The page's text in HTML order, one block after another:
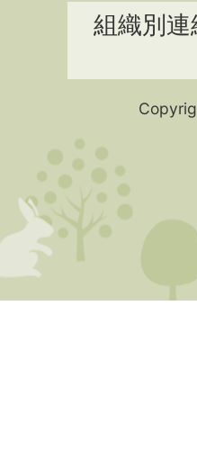
組織別